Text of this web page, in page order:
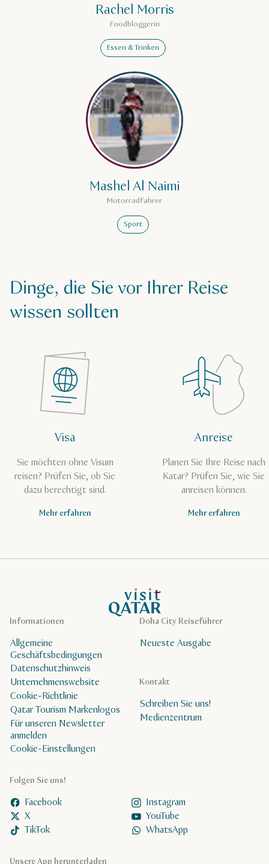
Rachel Morris
Foodbloggerin
Essen & Trinken
Mashel Al Naimi
Motorradfahrer
Sport
Mehr erfahren über Mashel
Dinge, die Sie vor Ihrer Reise
wissen sollten
Visa
Sie möchten ohne Visum
reisen? Prüfen Sie, ob Sie
dazu berechtigt sind.
Mehr erfahren
Anreise
Planen Sie Ihre Reise nach
Katar? Prüfen Sie, wie Sie
anreisen können.
Mehr erfahren
VisitQatar Homepage
Unsere App herunterladen
Doha City Reiseführer
Neueste Ausgabe
Folgen Sie uns!
Facebook
Instagram
X
YouTube
TikTok
WhatsApp
Kontakt
Schreiben Sie uns!
Medienzentrum
Informationen
Allgemeine
Geschäftsbedingungen
Datenschutzhinweis
Unternehmenswebsite
Cookie-Richtlinie
Qatar Tourism Markenlogos
Für unseren Newsletter
anmelden
Cookie-Einstellungen